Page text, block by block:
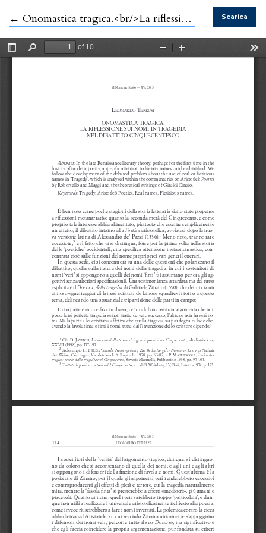
← Ritorna ai dettagli dell'articolo
Onomastica tragica.<br/>La riflessione sui nomi in tragedia nel dibattito cinquecentesco Scarica